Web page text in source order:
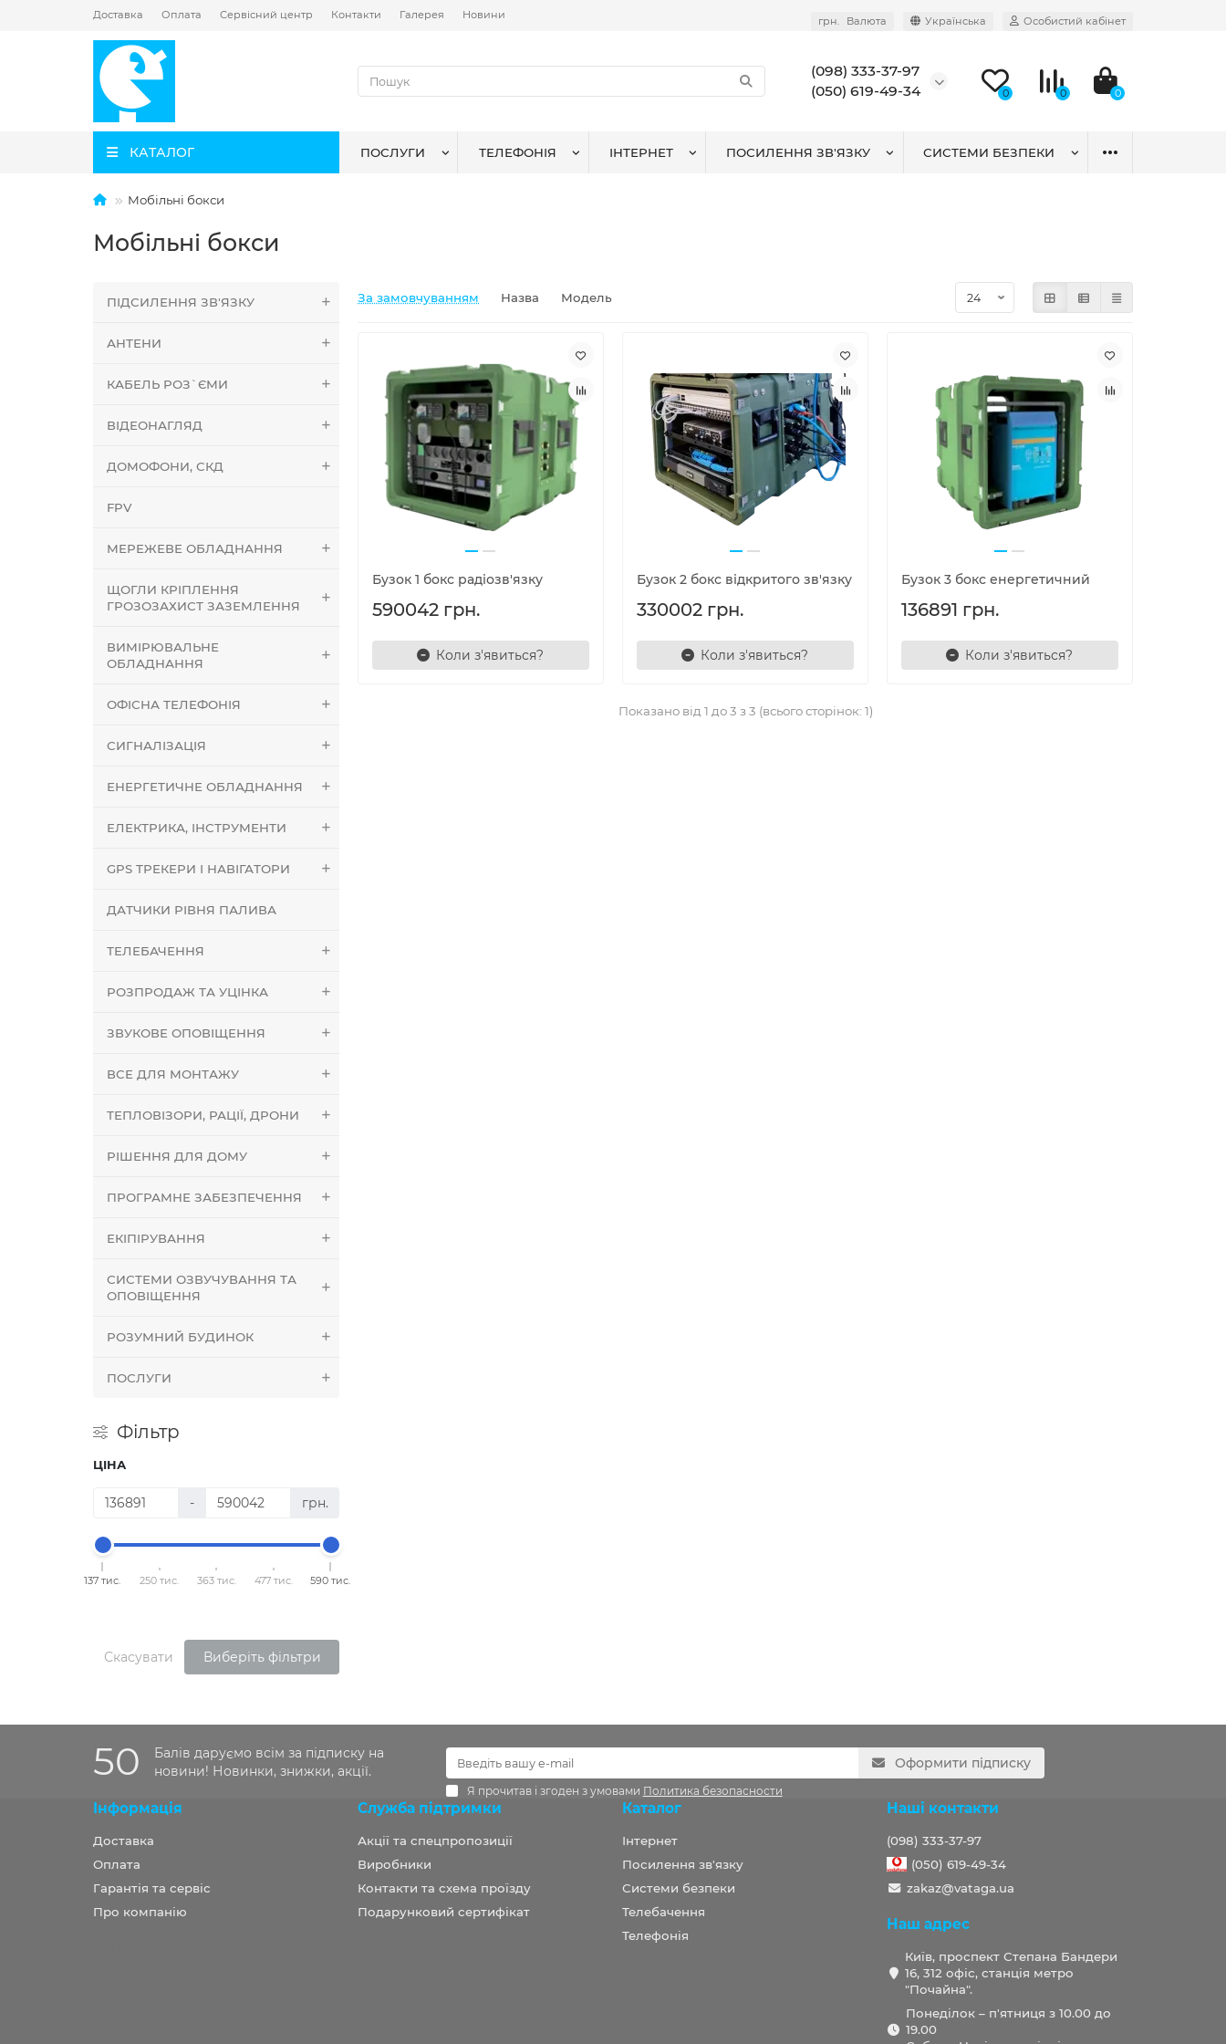
Доставка Оплата Сервісний центр Контакти Галерея Новини грн. Валюта Українська Особистий кабінет
(098) 333-37-97
(050) 619-49-34
0 0 0
КАТАЛОГ ПОСЛУГИ ТЕЛЕФОНІЯ ІНТЕРНЕТ ПОСИЛЕННЯ ЗВ'ЯЗКУ СИСТЕМИ БЕЗПЕКИ
Мобільні бокси
Мобільні бокси
ПІДСИЛЕННЯ ЗВ'ЯЗКУ
АНТЕНИ
КАБЕЛЬ РОЗ`ЄМИ
ВІДЕОНАГЛЯД
ДОМОФОНИ, СКД
FPV
МЕРЕЖЕВЕ ОБЛАДНАННЯ
ЩОГЛИ КРІПЛЕННЯ
ГРОЗОЗАХИСТ ЗАЗЕМЛЕННЯ
ВИМІРЮВАЛЬНЕ
ОБЛАДНАННЯ
ОФІСНА ТЕЛЕФОНІЯ
СИГНАЛІЗАЦІЯ
ЕНЕРГЕТИЧНЕ ОБЛАДНАННЯ
ЕЛЕКТРИКА, ІНСТРУМЕНТИ
GPS ТРЕКЕРИ І НАВІГАТОРИ
ДАТЧИКИ РІВНЯ ПАЛИВА
ТЕЛЕБАЧЕННЯ
РОЗПРОДАЖ ТА УЦІНКА
ЗВУКОВЕ ОПОВІЩЕННЯ
ВСЕ ДЛЯ МОНТАЖУ
ТЕПЛОВІЗОРИ, РАЦІЇ, ДРОНИ
РІШЕННЯ ДЛЯ ДОМУ
ПРОГРАМНЕ ЗАБЕЗПЕЧЕННЯ
ЕКІПІРУВАННЯ
СИСТЕМИ ОЗВУЧУВАННЯ ТА
ОПОВІЩЕННЯ
РОЗУМНИЙ БУДИНОК
ПОСЛУГИ
Фільтр
ЦІНА
- грн.
137 тис. 250 тис. 363 тис. 477 тис. 590 тис.
Скасувати Виберіть фільтри
За замовчуванням Назва Модель
Бузок 1 бокс радіозв'язку
590042 грн.
Коли з'явиться?
Бузок 2 бокс відкритого зв'язку
330002 грн.
Коли з'явиться?
Бузок 3 бокс енергетичний
136891 грн.
Коли з'явиться?
Показано від 1 до 3 з 3 (всього сторінок: 1)
50
Балів даруємо всім за підписку на
новини! Новинки, знижки, акції.
Оформити підписку
Я прочитав і згоден з умовами Политика безопасности
Інформація
Доставка
Оплата
Гарантія та сервіс
Про компанію
Служба підтримки
Акції та спецпропозиції
Виробники
Контакти та схема проїзду
Подарунковий сертифікат
Каталог
Інтернет
Посилення зв'язку
Системи безпеки
Телебачення
Телефонія
Наші контакти
(098) 333-37-97
(050) 619-49-34
zakaz@vataga.ua
Наш адрес
Київ, проспект Степана Бандери
16, 312 офіс, станція метро
"Почайна".
Понеділок – п'ятниця з 10.00 до
19.00